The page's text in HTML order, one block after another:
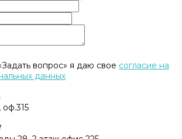
вопрос» я даю свое согласие на
данных
оф.315